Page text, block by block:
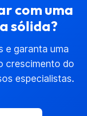
com uma
sólida?
e garanta uma
crescimento do
especialistas.